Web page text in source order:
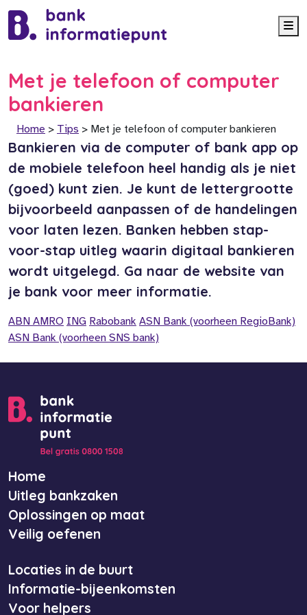
Met je telefoon of computer
bankieren
Home > Tips > Met je telefoon of computer bankieren
Bankieren via de computer of bank app op
de mobiele telefoon heel handig als je niet
(goed) kunt zien. Je kunt de lettergrootte
bijvoorbeeld aanpassen of de handelingen
voor laten lezen. Banken hebben stap-
voor-stap uitleg waarin digitaal bankieren
wordt uitgelegd. Ga naar de website van
je bank voor meer informatie.
ABN AMRO ING Rabobank ASN Bank (voorheen RegioBank)
ASN Bank (voorheen SNS bank)
Home
Uitleg bankzaken
Oplossingen op maat
Veilig oefenen
Locaties in de buurt
Informatie-bijeenkomsten
Voor helpers